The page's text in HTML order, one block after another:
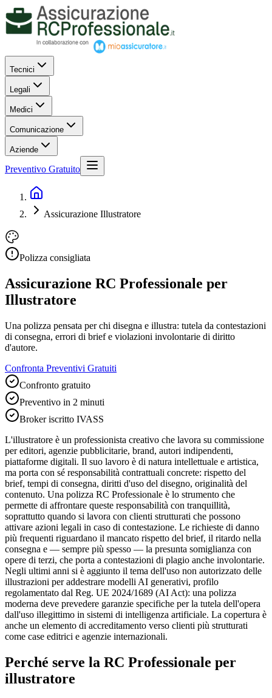
Tecnici
Legali
Medici
Comunicazione
Aziende
Preventivo Gratuito
Assicurazione Illustratore
Polizza consigliata
Assicurazione RC Professionale per
Illustratore
Una polizza pensata per chi disegna e illustra: tutela da contestazioni
di consegna, errori di brief e violazioni involontarie di diritto
d'autore.
Confronta Preventivi Gratuiti
Confronto gratuito
Preventivo in 2 minuti
Broker iscritto IVASS
L'illustratore è un professionista creativo che lavora su commissione
per editori, agenzie pubblicitarie, brand, autori indipendenti,
piattaforme digitali. Il suo lavoro è di natura intellettuale e artistica,
ma porta con sé responsabilità contrattuali concrete: rispetto del
brief, tempi di consegna, diritti d'uso del disegno, originalità del
contenuto. Una polizza RC Professionale è lo strumento che
permette di affrontare queste responsabilità con tranquillità,
soprattutto quando si lavora con clienti strutturati che possono
attivare azioni legali in caso di contestazione. Le richieste di danno
più frequenti riguardano il mancato rispetto del brief, il ritardo nella
consegna e — sempre più spesso — la presunta somiglianza con
opere di terzi, che porta a contestazioni di plagio anche involontarie.
Negli ultimi anni si è aggiunto il tema dell'uso non autorizzato delle
illustrazioni per addestrare modelli AI generativi, profilo
regolamentato dal Reg. UE 2024/1689 (AI Act): una polizza
moderna deve prevedere garanzie specifiche per la tutela dell'opera
dall'uso illegittimo in sistemi di intelligenza artificiale. La copertura è
anche un elemento di accreditamento verso clienti più strutturati
come case editrici e agenzie internazionali.
Perché serve la RC Professionale per
illustratore